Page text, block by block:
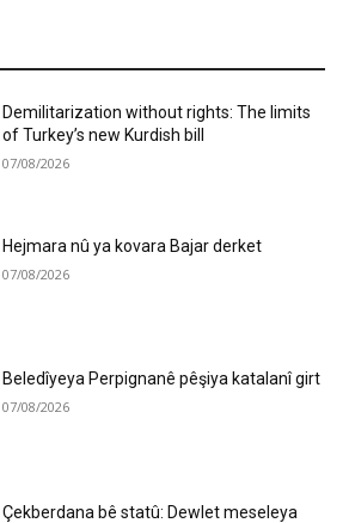
Demilitarization without rights: The limits
of Turkey’s new Kurdish bill
07/08/2026
Hejmara nû ya kovara Bajar derket
07/08/2026
Beledîyeya Perpignanê pêşiya katalanî girt
07/08/2026
Çekberdana bê statû: Dewlet meseleya